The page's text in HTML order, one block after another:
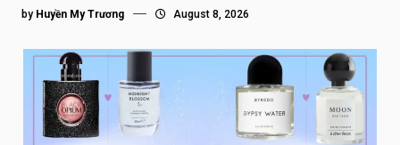
by Huyền My Trương August 8, 2026